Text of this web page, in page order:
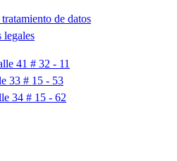
de datos
legales
41 # 32 - 11
33 # 15 - 53
34 # 15 - 62